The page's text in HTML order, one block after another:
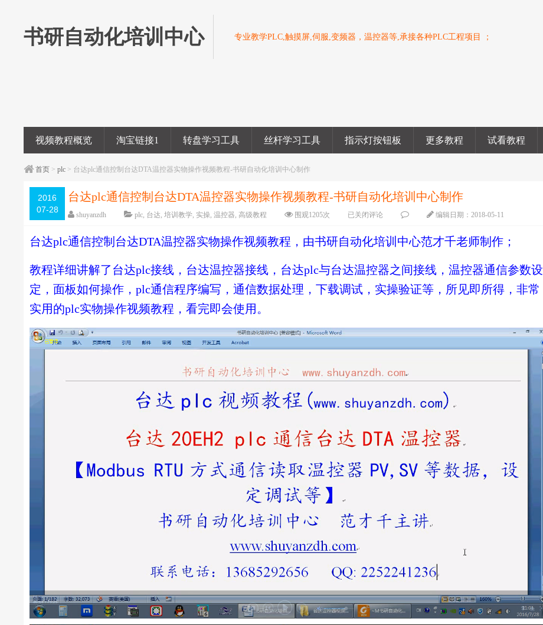
书研自动化培训中心 专业教学PLC,触摸屏,伺服,变频器，温控器等,承接各种PLC工程项目 ；
视频教程概览 淘宝链接1 转盘学习工具 丝杆学习工具 指示灯按钮板 更多教程 试看教程
首页 >plc > 台达plc通信控制台达DTA温控器实物操作视频教程-书研自动化培训中心制作
2016
07-28
台达plc通信控制台达DTA温控器实物操作视频教程-书研自动化培训中心制作
shuyanzdh plc, 台达,培训教学, 实操,温控器,高级教程 围观1205次 已关闭评论 编辑日期：2018-05-11
台达plc通信控制台达DTA温控器实物操作视频教程， 由书研自动化培训中心范才千老师制作；
教程详细讲解了台达plc接线，台达温控器接线，台达plc与台达温控器之间接线，温控器通信参数设
定，面板如何操作，plc通信程序编写，通信数据处理，下载调试，实操验证等，所见即所得，非常
实用的plc实物操作视频教程，看完即会使用 。